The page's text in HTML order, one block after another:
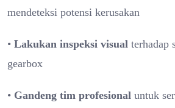
mendeteksi potensi kerusakan
• Lakukan inspeksi visual terhadap
gearbox
• Gandeng tim profesional untuk